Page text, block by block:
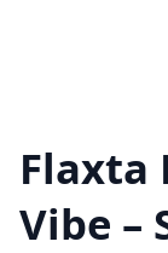
Flaxta
Vibe –